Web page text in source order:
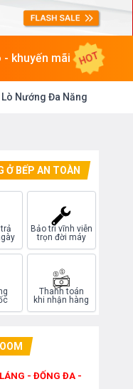
- khuyến mãi HOT
Lò Nướng Đa Năng
Ở BẾP AN TOÀN
Bảo trì vĩnh viễn
trọn đời máy
Thanh toán
khi nhận hàng
- ĐỐNG ĐA -